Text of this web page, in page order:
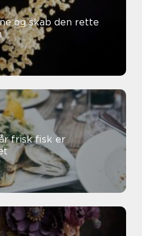
og skab den rette
frisk fisk er